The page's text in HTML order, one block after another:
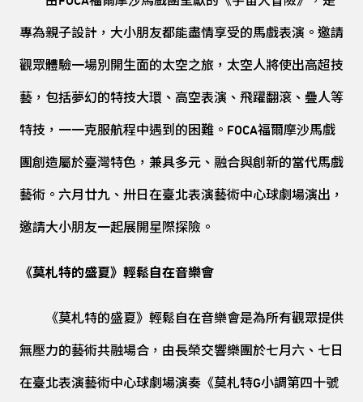
專為親子設計，大小朋友都能盡情享受的馬戲表演。邀請
觀眾體驗一場別開生面的太空之旅，太空人將使出高超技
藝，包括夢幻的特技大環、高空表演、飛躍翻滾、疊人等
特技，一一克服航程中遇到的困難。FOCA福爾摩沙馬戲
團創造屬於臺灣特色，兼具多元、融合與創新的當代馬戲
藝術。六月廿九、卅日在臺北表演藝術中心球劇場演出，
邀請大小朋友一起展開星際探險。
《莫札特的盛夏》輕鬆自在音樂會
《莫札特的盛夏》輕鬆自在音樂會是為所有觀眾提供
無壓力的藝術共融場合，由長榮交響樂團於七月六、七日
在臺北表演藝術中心球劇場演奏《莫札特G小調第四十號